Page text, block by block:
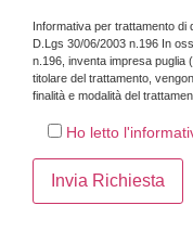
Informativa per trattamento di
D.Lgs 30/06/2003 n.196 In
n.196, inventa impresa puglia
titolare del trattamento,
finalità e modalità del
del loro conferimento.
Ho letto